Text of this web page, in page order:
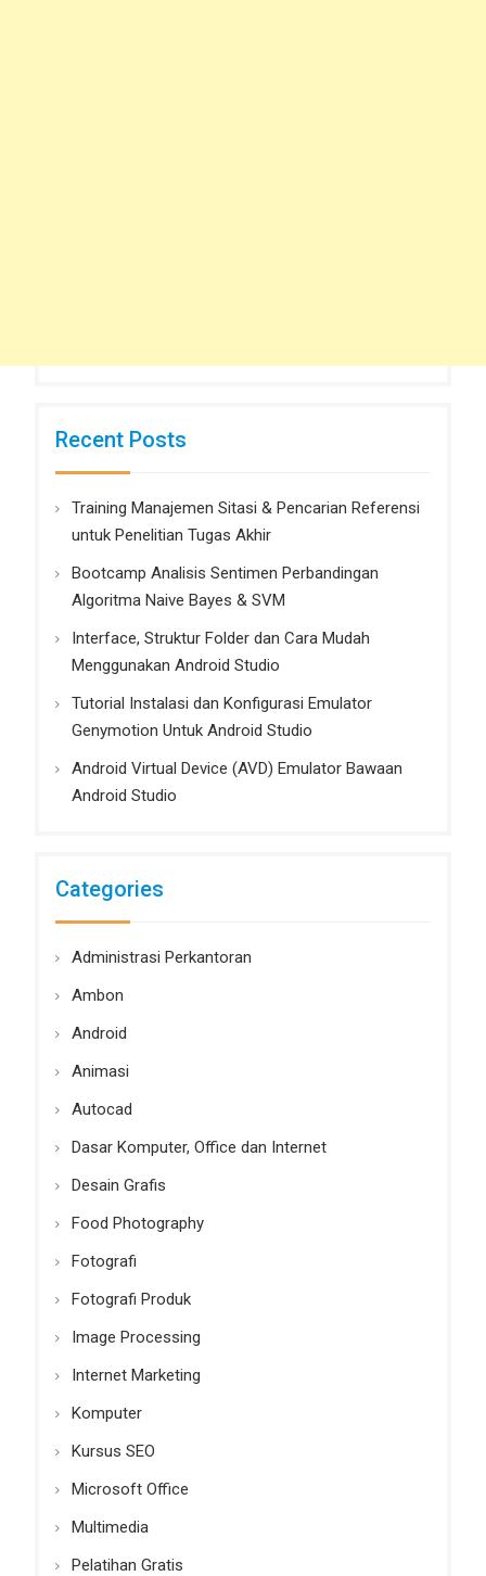
Recent Posts
Training Manajemen Sitasi & Pencarian Referensi
untuk Penelitian Tugas Akhir
Bootcamp Analisis Sentimen Perbandingan
Algoritma Naive Bayes & SVM
Interface, Struktur Folder dan Cara Mudah
Menggunakan Android Studio
Tutorial Instalasi dan Konfigurasi Emulator
Genymotion Untuk Android Studio
Android Virtual Device (AVD) Emulator Bawaan
Android Studio
Categories
Administrasi Perkantoran
Ambon
Android
Animasi
Autocad
Dasar Komputer, Office dan Internet
Desain Grafis
Food Photography
Fotografi
Fotografi Produk
Image Processing
Internet Marketing
Komputer
Kursus SEO
Microsoft Office
Multimedia
Pelatihan Gratis